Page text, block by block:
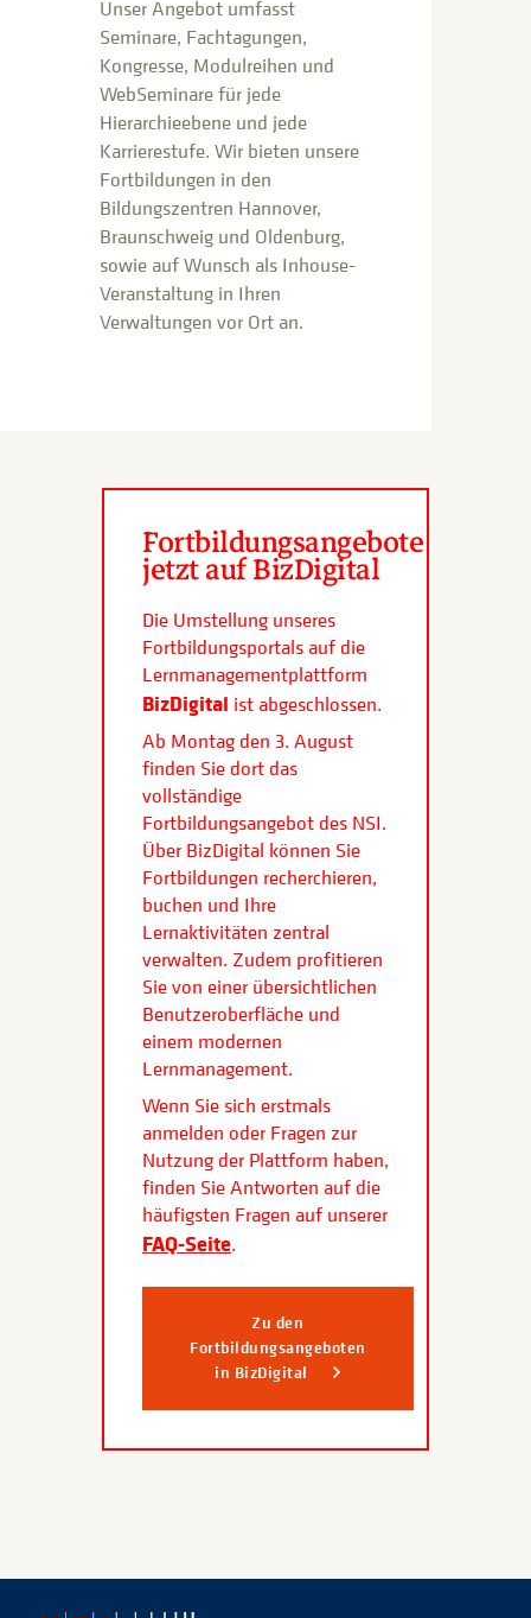
Unser Angebot umfasst
Seminare, Fachtagungen,
Kongresse, Modulreihen und
WebSeminare für jede
Hierarchieebene und jede
Karrierestufe. Wir bieten unsere
Fortbildungen in den
Bildungszentren Hannover,
Braunschweig und Oldenburg,
sowie auf Wunsch als Inhouse-
Veranstaltung in Ihren
Verwaltungen vor Ort an.
Fortbildungsangebote
jetzt auf BizDigital
Die Umstellung unseres
Fortbildungsportals auf die
Lernmanagementplattform
BizDigital ist abgeschlossen.
Ab Montag den 3. August
finden Sie dort das
vollständige
Fortbildungsangebot des NSI.
Über BizDigital können Sie
Fortbildungen recherchieren,
buchen und Ihre
Lernaktivitäten zentral
verwalten. Zudem profitieren
Sie von einer übersichtlichen
Benutzeroberfläche und
einem modernen
Lernmanagement.
Wenn Sie sich erstmals
anmelden oder Fragen zur
Nutzung der Plattform haben,
finden Sie Antworten auf die
häufigsten Fragen auf unserer
FAQ-Seite.
Zu den
Fortbildungsangeboten
in BizDigital